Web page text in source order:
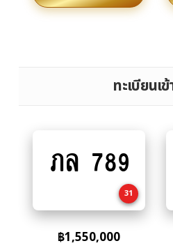
ทะเบียนเ
to
ภล 789
31
฿1,550,000